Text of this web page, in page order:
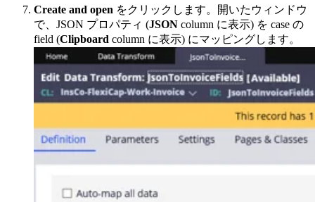
Create and open をクリックします。開いたウィンドウ
で、JSON プロパティ (JSON column に表示) を case の
field (Clipboard column に表示) にマッピングします。